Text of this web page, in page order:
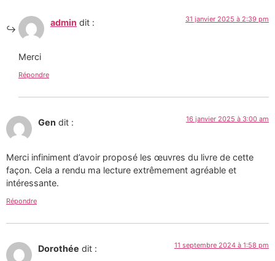
admin dit : 31 janvier 2025 à 2:39 pm
Merci
Répondre
Gen dit : 16 janvier 2025 à 3:00 am
Merci infiniment d’avoir proposé les œuvres du livre de cette
façon. Cela a rendu ma lecture extrêmement agréable et
intéressante.
Répondre
Dorothée dit : 11 septembre 2024 à 1:58 pm